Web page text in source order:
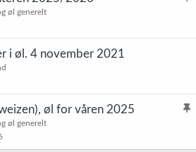
øl generelt
i øl. 4 november 2021
K
øl for våren 2025
øl generelt